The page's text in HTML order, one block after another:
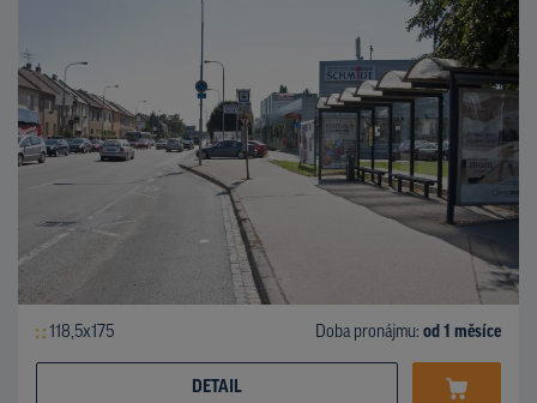
118,5x175 Doba pronájmu: od 1 měsíce
DETAIL